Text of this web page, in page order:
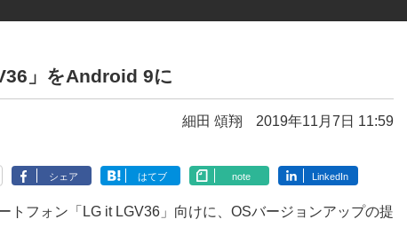
」をAndroid 9に
細田 頌翔 2019年11月7日 11:59
シェア はてブ note LinkedIn
フォン「LG it LGV36」向けに、OSバージョンアップの提